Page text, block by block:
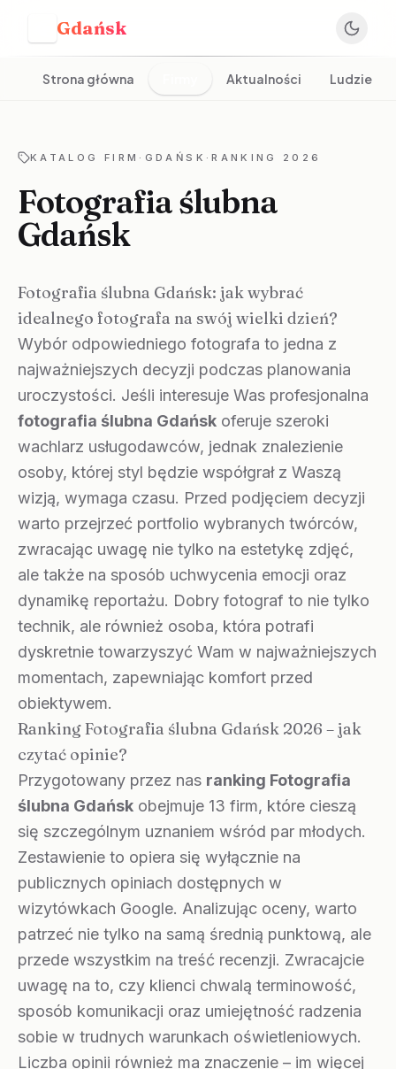
Gdańsk
Strona główna Aktualności Ludzie
KATALOG FIRM · GDAŃSK ·RANKING 2026
Fotografia ślubna
Gdańsk
Fotografia ślubna Gdańsk: jak wybrać
idealnego fotografa na swój wielki dzień?
Wybór odpowiedniego fotografa to jedna z
najważniejszych decyzji podczas planowania
uroczystości. Jeśli interesuje Was profesjonalna
fotografia ślubna Gdańsk oferuje szeroki
wachlarz usługodawców, jednak znalezienie
osoby, której styl będzie współgrał z Waszą
wizją, wymaga czasu. Przed podjęciem decyzji
warto przejrzeć portfolio wybranych twórców,
zwracając uwagę nie tylko na estetykę zdjęć,
ale także na sposób uchwycenia emocji oraz
dynamikę reportażu. Dobry fotograf to nie tylko
technik, ale również osoba, która potrafi
dyskretnie towarzyszyć Wam w najważniejszych
momentach, zapewniając komfort przed
obiektywem.
Ranking Fotografia ślubna Gdańsk 2026 – jak
czytać opinie?
Przygotowany przez nas ranking Fotografia
ślubna Gdańsk obejmuje 13 firm, które cieszą
się szczególnym uznaniem wśród par młodych.
Zestawienie to opiera się wyłącznie na
publicznych opiniach dostępnych w
wizytówkach Google. Analizując oceny, warto
patrzeć nie tylko na samą średnią punktową, ale
przede wszystkim na treść recenzji. Zwracajcie
uwagę na to, czy klienci chwalą terminowość,
sposób komunikacji oraz umiejętność radzenia
sobie w trudnych warunkach oświetleniowych.
Liczba opinii również ma znaczenie – im więcej